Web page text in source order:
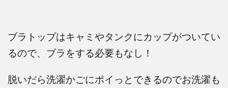
ブラトップはキャミやタンクにカップがついてい
るので、ブラをする必要もなし！
脱いだら洗濯かごにポイっとできるのでお洗濯も